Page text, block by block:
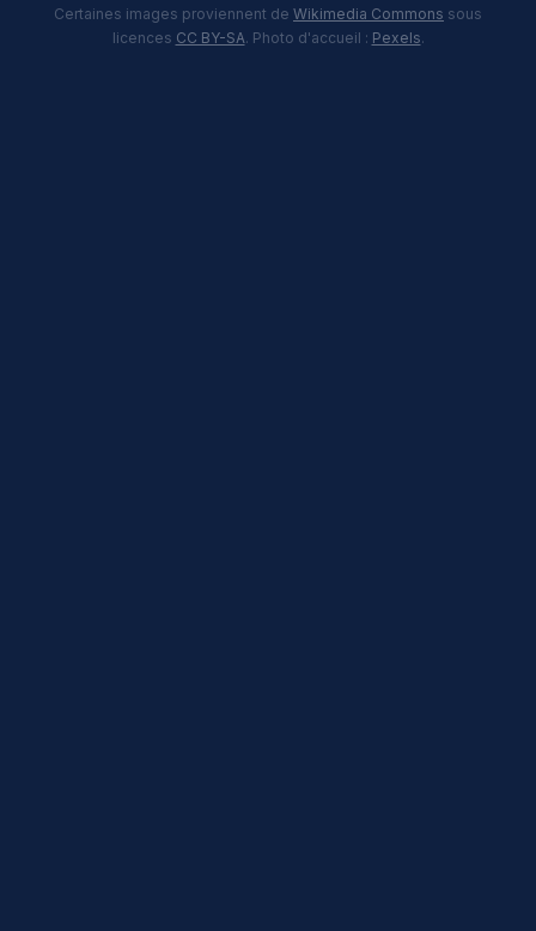
Certaines images proviennent de Wikimedia Commons sous
licences CC BY-SA. Photo d'accueil : Pexels.